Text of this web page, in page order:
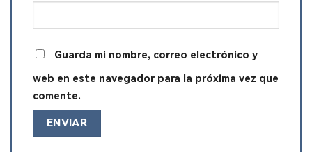
Guarda mi nombre, correo electrónico y
web en este navegador para la próxima vez que
comente.